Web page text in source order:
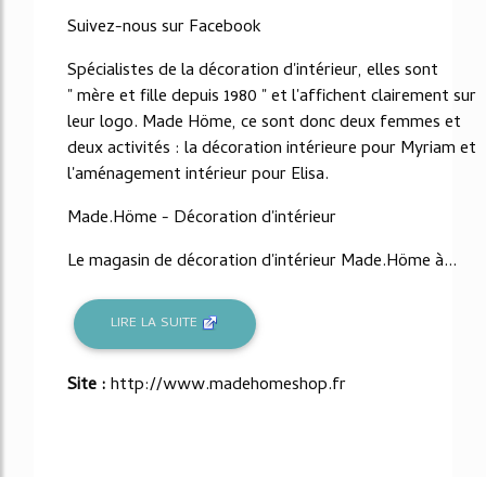
Suivez-nous sur Facebook
Spécialistes de la décoration d'intérieur, elles sont
" mère et fille depuis 1980 " et l'affichent clairement sur
leur logo. Made Höme, ce sont donc deux femmes et
deux activités : la décoration intérieure pour Myriam et
l'aménagement intérieur pour Elisa.
Made.Höme - Décoration d'intérieur
Le magasin de décoration d'intérieur Made.Höme à...
LIRE LA SUITE
Site :http://www.madehomeshop.fr